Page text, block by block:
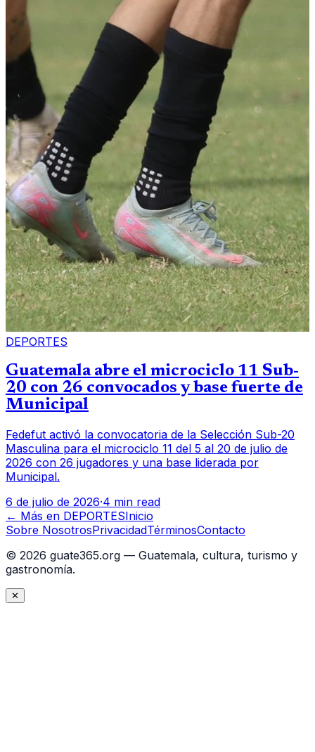
DEPORTES
Guatemala abre el microciclo 11 Sub-
20 con 26 convocados y base fuerte de
Municipal
Fedefut activó la convocatoria de la Selección Sub-20
Masculina para el microciclo 11 del 5 al 20 de julio de
2026 con 26 jugadores y una base liderada por
Municipal.
6 de julio de 2026·4 min read
← Más en DEPORTESInicio
Sobre NosotrosPrivacidadTérminosContacto
© 2026 guate365.org — Guatemala, cultura, turismo y
gastronomía.
✕